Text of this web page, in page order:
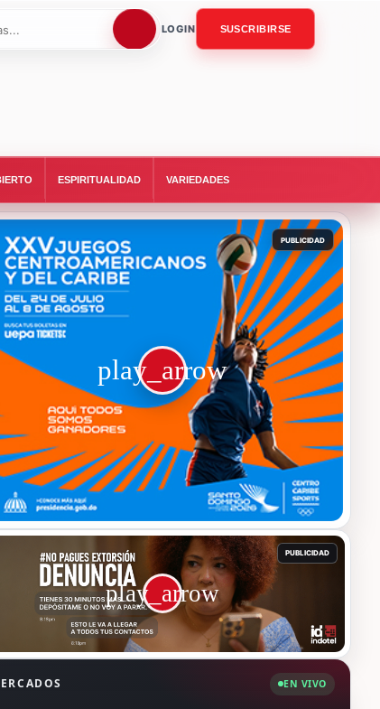
LOGIN SUSCRIBIRSE
ESPIRITUALIDAD VARIEDADES
EN VIVO